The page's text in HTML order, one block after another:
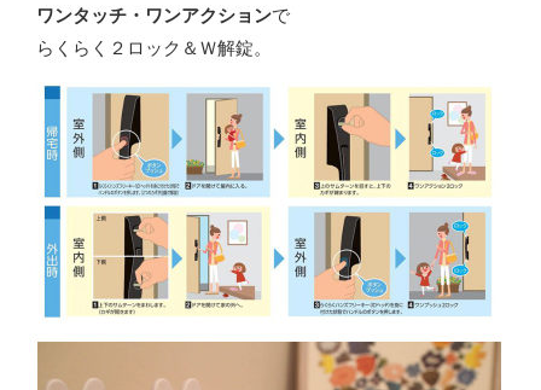
ワンタッチ・ワンアクションで
らくらく２ロック＆Ｗ解錠。